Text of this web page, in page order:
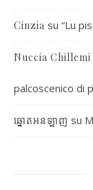
Cinzia su “Lu
Nuccia Chillemi
palcoscenico di
ឆ្នោតអនឡាញ su